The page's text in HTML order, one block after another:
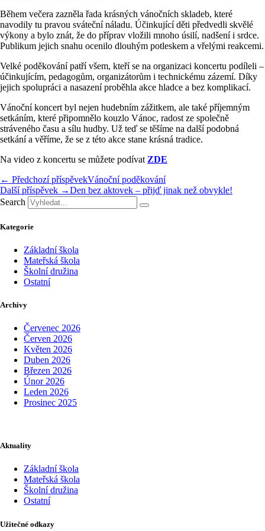
Během večera zazněla řada krásných vánočních skladeb, které
navodily tu pravou sváteční náladu. Účinkující děti předvedli skvělé
výkony a bylo znát, že do příprav vložili mnoho úsilí, nadšení i srdce.
Publikum jejich snahu ocenilo dlouhým potleskem a vřelými reakcemi.
Velké poděkování patří všem, kteří se na organizaci koncertu podíleli –
účinkujícím, pedagogům, organizátorům i technickému zázemí. Díky
jejich spolupráci a nasazení proběhla akce hladce a bez komplikací.
Vánoční koncert byl nejen hudebním zážitkem, ale také příjemným
setkáním, které připomnělo kouzlo Vánoc, radost ze společně
stráveného času a sílu hudby. Už teď se těšíme na další podobná
setkání a věříme, že se z této akce stane krásná tradice.
Na video z koncertu se můžete podívat ZDE
← Předchozí příspěvekVánoční poděkování
Další příspěvek →Den bez aktovek – přijď jinak než obvykle!
Search
Kategorie
Základní škola
Mateřská škola
Školní družina
Ostatní
Archivy
Červenec 2026
Červen 2026
Květen 2026
Duben 2026
Březen 2026
Únor 2026
Leden 2026
Prosinec 2025
Aktuality
Základní škola
Mateřská škola
Školní družina
Ostatní
Užitečné odkazy